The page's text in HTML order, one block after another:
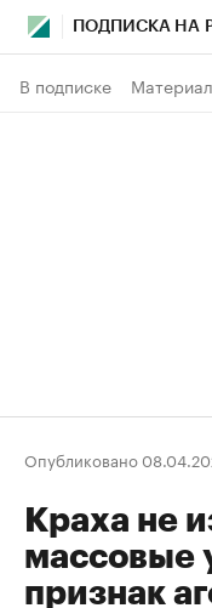
ПОДПИСКА НА
В подписке
Опубликовано
Краха не
массовые
признак